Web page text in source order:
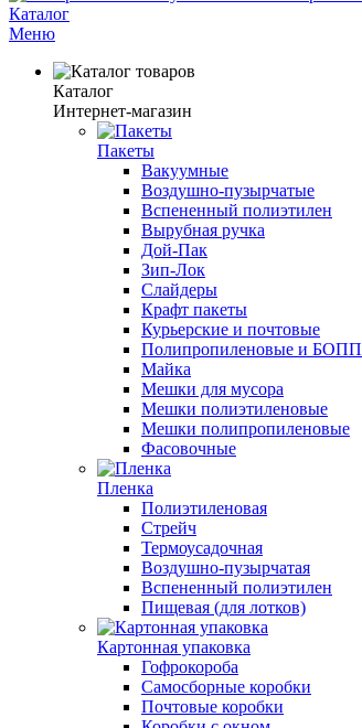
Каталог
Меню
Каталог
Интернет-магазин
Пакеты
Вакуумные
Воздушно-пузырчатые
Вспененный полиэтилен
Вырубная ручка
Дой-Пак
Зип-Лок
Слайдеры
Крафт пакеты
Курьерские и почтовые
Полипропиленовые и БОПП
Майка
Мешки для мусора
Мешки полиэтиленовые
Мешки полипропиленовые
Фасовочные
Пленка
Полиэтиленовая
Стрейч
Термоусадочная
Воздушно-пузырчатая
Вспененный полиэтилен
Пищевая (для лотков)
Картонная упаковка
Гофрокороба
Самосборные коробки
Почтовые коробки